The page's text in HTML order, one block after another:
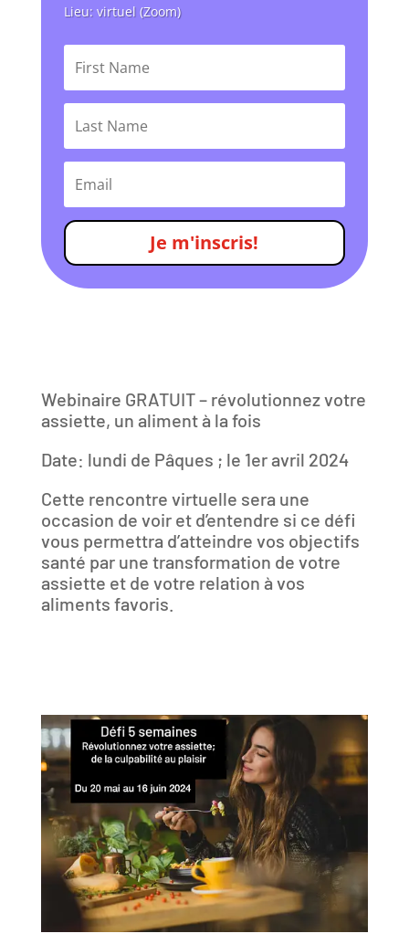
Lieu: virtuel (Zoom)
Je m'inscris!
Webinaire GRATUIT – révolutionnez votre
assiette, un aliment à la fois
Date: lundi de Pâques ; le 1er avril 2024
Cette rencontre virtuelle sera une
occasion de voir et d’entendre si ce défi
vous permettra d’atteindre vos objectifs
santé par une transformation de votre
assiette et de votre relation à vos
aliments favoris.